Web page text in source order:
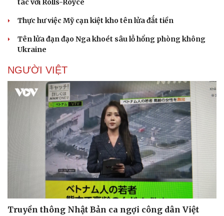
tác với Rolls-Royce
Thực hư việc Mỹ cạn kiệt kho tên lửa đắt tiền
Tên lửa đạn đạo Nga khoét sâu lỗ hổng phòng không
Ukraine
NGƯỜI VIỆT
Truyền thông Nhật Bản ca ngợi công dân Việt